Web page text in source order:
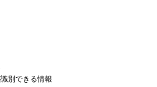
別できる情報